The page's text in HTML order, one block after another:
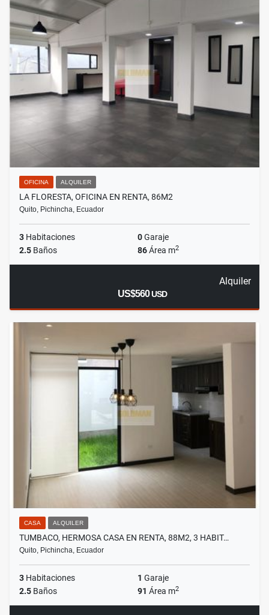
OFICINA ALQUILER
LA FLORESTA, OFICINA EN RENTA, 86M2
Quito, Pichincha, Ecuador
3 Habitaciones 0Garaje
2.5 Baños 86Área m2
Alquiler
US$560USD
CASA ALQUILER
TUMBACO, HERMOSA CASA EN RENTA, 88M2, 3 HABIT…
Quito, Pichincha, Ecuador
3 Habitaciones 1 Garaje
2.5 Baños 91 Área m2